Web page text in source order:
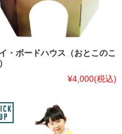
・ボードハウス（おとこのこ
¥4,000(税込)